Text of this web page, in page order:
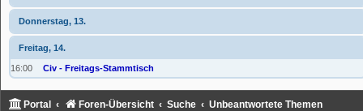
Donnerstag, 13.
Freitag, 14.
16:00 Civ - Freitags-Stammtisch
Portal Foren-Übersicht Suche Unbeantwortete Themen